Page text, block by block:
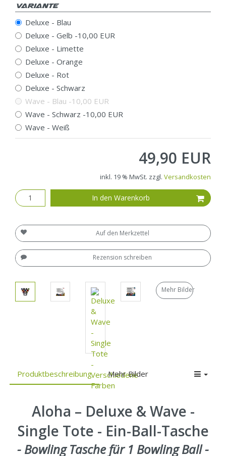
Variante
Deluxe - Blau
Deluxe - Gelb -10,00 EUR
Deluxe - Limette
Deluxe - Orange
Deluxe - Rot
Deluxe - Schwarz
Wave - Blau -10,00 EUR
Wave - Schwarz -10,00 EUR
Wave - Weiß
49,90 EUR
inkl. 19 % MwSt. zzgl. Versandkosten
In den Warenkorb
Auf den Merkzettel
Rezension schreiben
Mehr Bilder
Produktbeschreibung Mehr Bilder
Aloha – Deluxe & Wave -
Single Tote - Ein-Ball-Tasche
- Bowling Tasche für 1 Bowling Ball -